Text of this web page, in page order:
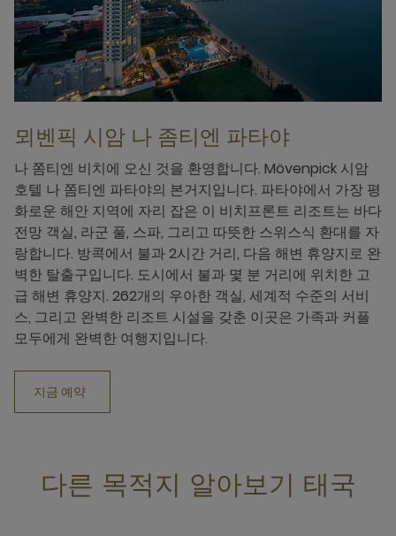
뫼벤픽 시암 나 좀티엔 파타야
나 쫌티엔 비치에 오신 것을 환영합니다. Mövenpick 시암
호텔 나 쫌티엔 파타야의 본거지입니다. 파타야에서 가장 평
화로운 해안 지역에 자리 잡은 이 비치프론트 리조트는 바다
전망 객실, 라군 풀, 스파, 그리고 따뜻한 스위스식 환대를 자
랑합니다. 방콕에서 불과 2시간 거리, 다음 해변 휴양지로 완
벽한 탈출구입니다. 도시에서 불과 몇 분 거리에 위치한 고
급 해변 휴양지. 262개의 우아한 객실, 세계적 수준의 서비
스, 그리고 완벽한 리조트 시설을 갖춘 이곳은 가족과 커플
모두에게 완벽한 여행지입니다.
지금 예약
다른 목적지 알아보기 태국